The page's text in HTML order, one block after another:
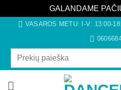
GALANDAME
content
VASAROS METU: I-V: 13:00-
Ieškoti: